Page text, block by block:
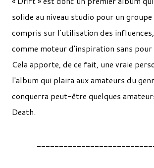
solide au niveau studio pour un
compris sur l'utilisation des
comme moteur d'inspiration sans
Cela apporte, de ce fait, une vraie
l'album qui plaira aux amateurs du
conquerra peut-être quelques
Death.